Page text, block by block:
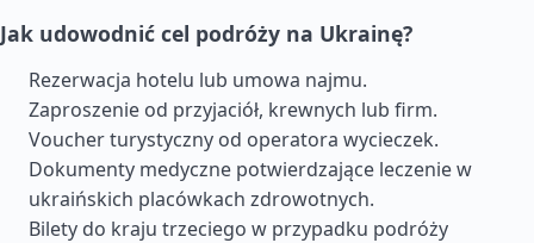
Jak udowodnić cel podróży na Ukrainę?
Rezerwacja hotelu lub umowa najmu.
Zaproszenie od przyjaciół, krewnych lub firm.
Voucher turystyczny od operatora wycieczek.
Dokumenty medyczne potwierdzające leczenie w
ukraińskich placówkach zdrowotnych.
Bilety do kraju trzeciego w przypadku podróży